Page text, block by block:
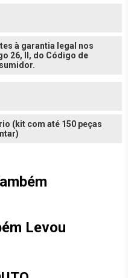
à garantia legal nos
26, II, do Código de
(kit com até 150 peças
Levou